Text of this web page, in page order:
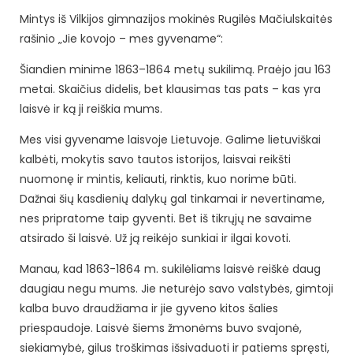
Mintys iš Vilkijos gimnazijos mokinės Rugilės Mačiulskaitės
rašinio „Jie kovojo – mes gyvename“:
Šiandien minime 1863–1864 metų sukilimą. Praėjo jau 163
metai. Skaičius didelis, bet klausimas tas pats – kas yra
laisvė ir ką ji reiškia mums.
Mes visi gyvename laisvoje Lietuvoje. Galime lietuviškai
kalbėti, mokytis savo tautos istorijos, laisvai reikšti
nuomonę ir mintis, keliauti, rinktis, kuo norime būti.
Dažnai šių kasdienių dalykų gal tinkamai ir nevertiname,
nes pripratome taip gyventi. Bet iš tikrųjų ne savaime
atsirado ši laisvė. Už ją reikėjo sunkiai ir ilgai kovoti.
Manau, kad 1863-1864 m. sukilėliams laisvė reiškė daug
daugiau negu mums. Jie neturėjo savo valstybės, gimtoji
kalba buvo draudžiama ir jie gyveno kitos šalies
priespaudoje. Laisvė šiems žmonėms buvo svajonė,
siekiamybė, gilus troškimas išsivaduoti ir patiems spręsti,